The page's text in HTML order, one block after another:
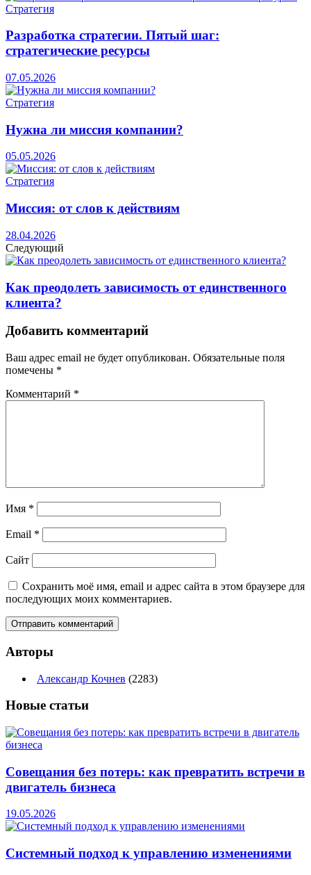
Стратегия
Разработка стратегии. Пятый шаг:
стратегические ресурсы
07.05.2026
Стратегия
Нужна ли миссия компании?
05.05.2026
Стратегия
Миссия: от слов к действиям
28.04.2026
Следующий
Как преодолеть зависимость от единственного
клиента?
Добавить комментарий
Ваш адрес email не будет опубликован. Обязательные поля
помечены *
Комментарий *
Имя *
Email *
Сайт
Сохранить моё имя, email и адрес сайта в этом браузере для
последующих моих комментариев.
Авторы
Александр Кочнев (2283)
Новые статьи
Совещания без потерь: как превратить встречи в
двигатель бизнеса
19.05.2026
Системный подход к управлению изменениями